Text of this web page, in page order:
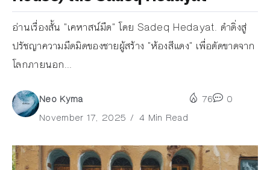
อ่านเรื่องสั้น "เคหาสน์มืด" โดย Sadeq Hedayat. ดำดิ่งสู่
ปรัชญาความมืดมิดของชายผู้สร้าง "ห้องสีแดง" เพื่อตัดขาดจาก
โลกภายนอก...
Neo Kyma
November 17, 2025
4 Min Read
76 0